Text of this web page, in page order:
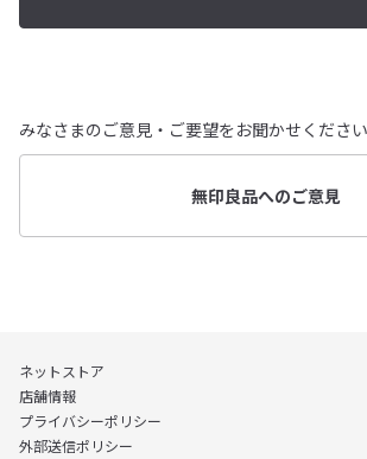
みなさまのご意見・ご要望をお聞かせください
無印良品へのご意見
ネットストア
店舗情報
プライバシーポリシー
外部送信ポリシー